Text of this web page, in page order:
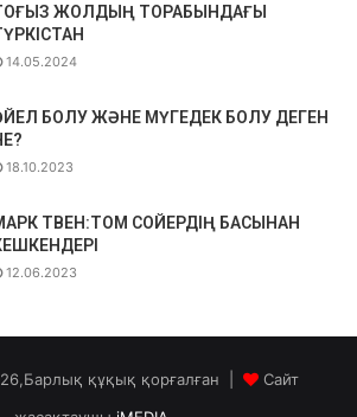
ЖОЛДЫҢ ТОРАБЫНДАҒЫ
14.05.2024
БОЛУ ЖӘНЕ МҮГЕДЕК БОЛУ ДЕГЕН
18.10.2023
ТВЕН:ТОМ СОЙЕРДІҢ БАСЫНАН
12.06.2023
құқық қорғалған |
Сайт